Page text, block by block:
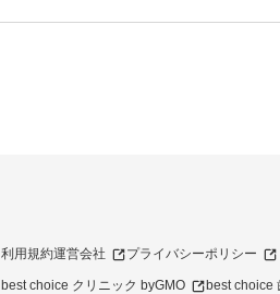
利用規約運営会社 プライバシーポリシー
best choice クリニック byGMO best choice